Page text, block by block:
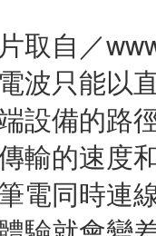
片取自／
波只能以
設備的路
輸的速度
電同時連